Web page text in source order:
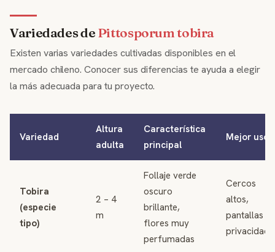
Variedades de Pittosporum tobira
Existen varias variedades cultivadas disponibles en el
mercado chileno. Conocer sus diferencias te ayuda a elegir
la más adecuada para tu proyecto.
Variedad
Altura
adulta
Característica
principal
Mejor uso
Tobira
(especie
tipo)
2 – 4
m
Follaje verde
oscuro
brillante,
flores muy
perfumadas
Cercos
altos,
pantallas
privacidad